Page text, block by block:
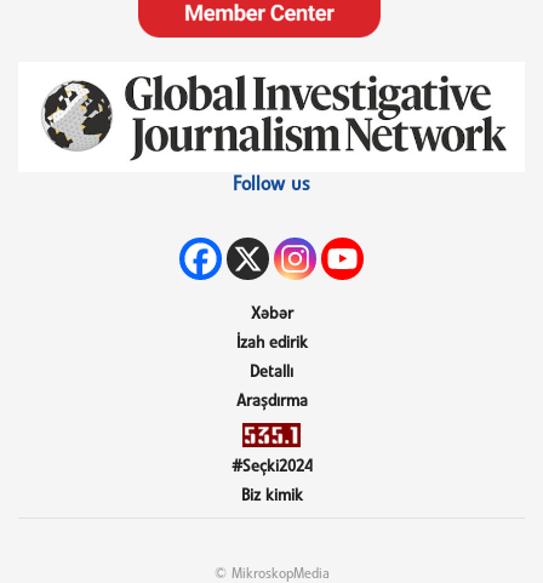
Follow us
Xəbər
İzah edirik
Detallı
Araşdırma
#Seçki2024
Biz kimik
© MikroskopMedia